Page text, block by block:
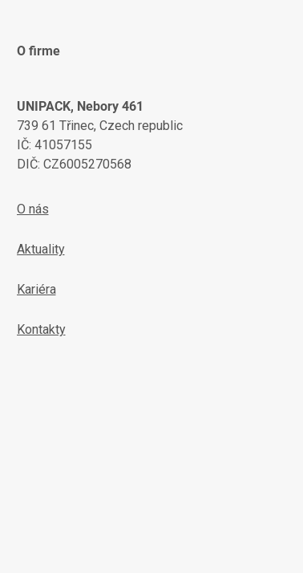
O firme
UNIPACK, Nebory 461
739 61 Třinec, Czech republic
IČ: 41057155
DIČ: CZ6005270568
O nás
Aktuality
Kariéra
Kontakty